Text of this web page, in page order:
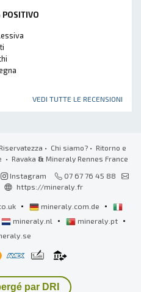
VEDI TUTTE LE RECENSIONI
• Chi siamo?• Ritorno e
• Ravaka & Mineraly Rennes France
Instagram
07 67 76 45 88
https://mineraly.fr
• mineraly.com.de •
mineraly.nl • mineraly.pt •
par DRI